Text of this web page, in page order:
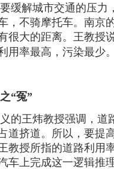
缓解城市交通的压力
，不骑摩托车。南京
很大的距离。王教授
用率最高，污染最少
“冤”
的王炜教授强调，道
道挤道。所以，要提
教授所指的道路利用
车上完成这一逻辑推